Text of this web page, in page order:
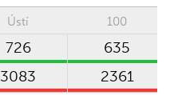
°C
Ústí 100
726
635
3083 2361